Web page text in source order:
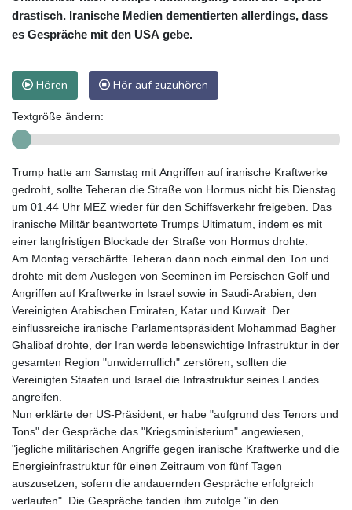
drastisch. Iranische Medien dementierten allerdings, dass
es Gespräche mit den USA gebe.
Hören Hör auf zuzuhören
Textgröße ändern:
Trump hatte am Samstag mit Angriffen auf iranische Kraftwerke
gedroht, sollte Teheran die Straße von Hormus nicht bis Dienstag
um 01.44 Uhr MEZ wieder für den Schiffsverkehr freigeben. Das
iranische Militär beantwortete Trumps Ultimatum, indem es mit
einer langfristigen Blockade der Straße von Hormus drohte.
Am Montag verschärfte Teheran dann noch einmal den Ton und
drohte mit dem Auslegen von Seeminen im Persischen Golf und
Angriffen auf Kraftwerke in Israel sowie in Saudi-Arabien, den
Vereinigten Arabischen Emiraten, Katar und Kuwait. Der
einflussreiche iranische Parlamentspräsident Mohammad Bagher
Ghalibaf drohte, der Iran werde lebenswichtige Infrastruktur in der
gesamten Region "unwiderruflich" zerstören, sollten die
Vereinigten Staaten und Israel die Infrastruktur seines Landes
angreifen.
Nun erklärte der US-Präsident, er habe "aufgrund des Tenors und
Tons" der Gespräche das "Kriegsministerium" angewiesen,
"jegliche militärischen Angriffe gegen iranische Kraftwerke und die
Energieinfrastruktur für einen Zeitraum von fünf Tagen
auszusetzen, sofern die andauernden Gespräche erfolgreich
verlaufen". Die Gespräche fanden ihm zufolge "in den